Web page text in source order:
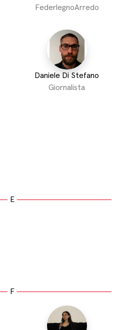
FederlegnoArredo
Daniele Di Stefano
Giornalista
E
F